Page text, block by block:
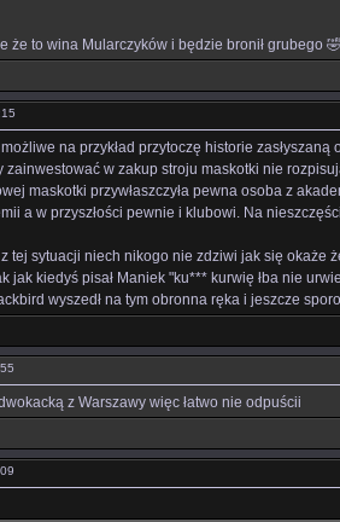
że to wina Mularczyków i będzie bronił grubego 🤣
na przykład przytoczę historie
zainwestować w zakup stroju maskotki nie
maskotki przywłaszczyła pewna osoba z
a w przyszłości pewnie i klubowi. Na
tej sytuacji niech nikogo nie zdziwi jak się okaże
jak kiedyś pisał Maniek "ku*** kurwię łba nie
wyszedł na tym obronna ręka i jeszcze
z Warszawy więc łatwo nie odpuścii